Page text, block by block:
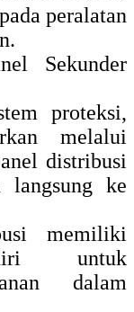
peralatan
Sekunder
proteksi,
melalui
distribusi
langsung ke
memiliki
untuk
dalam